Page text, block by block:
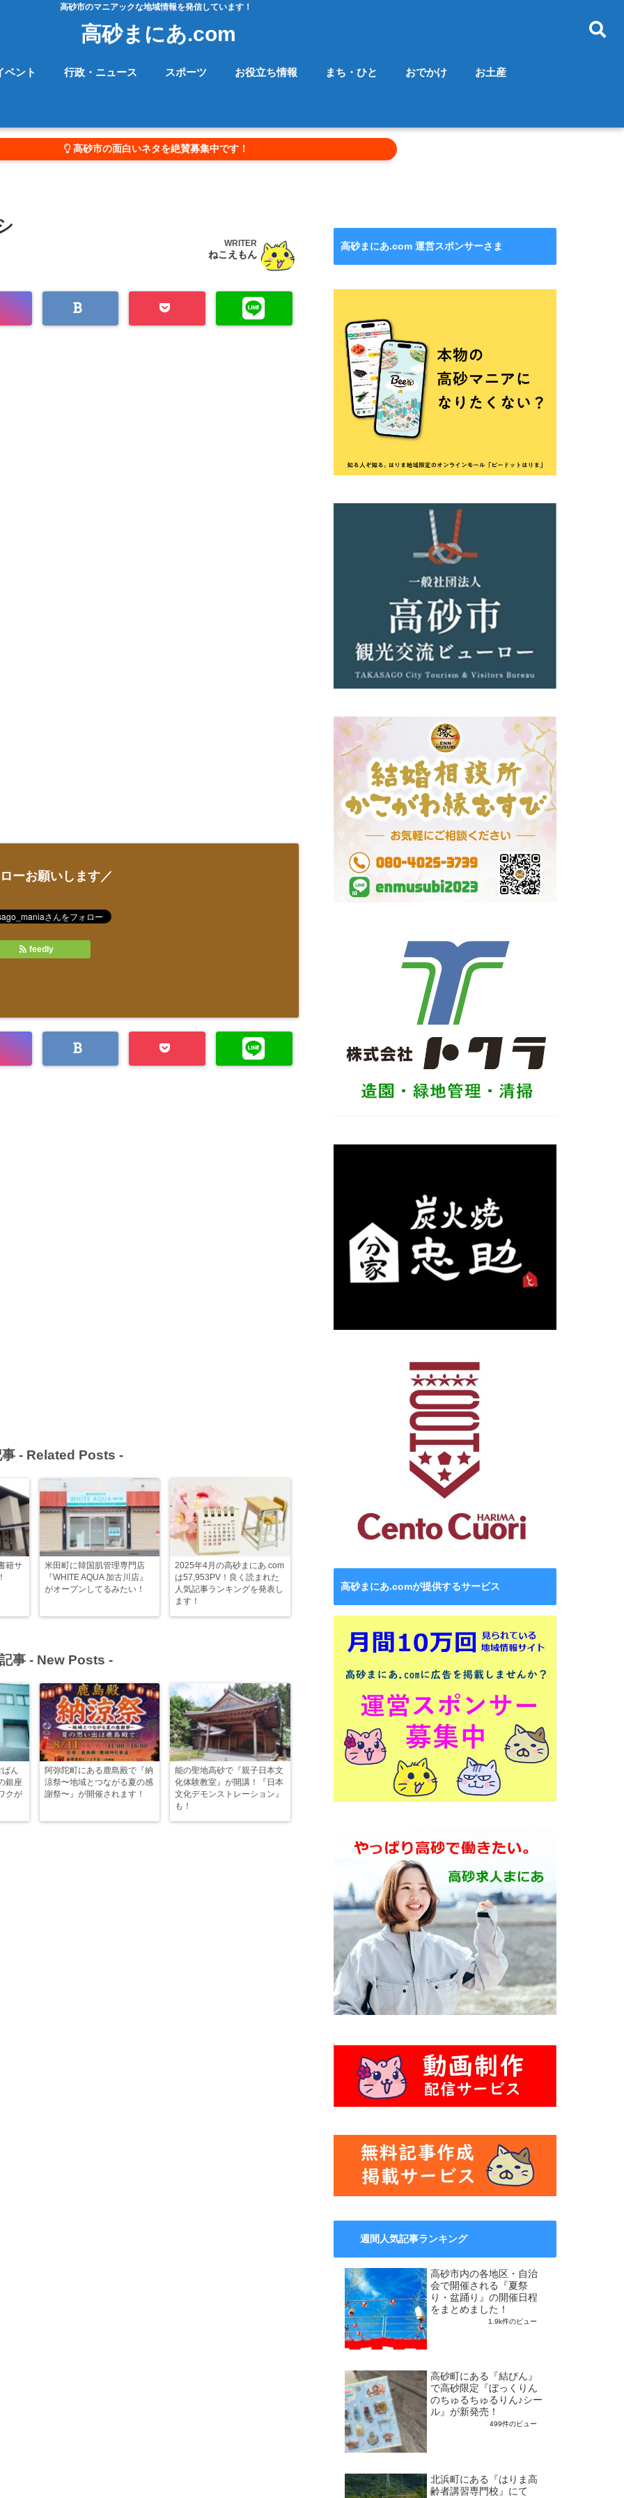
高砂市のマニアックな地域情報を発信しています！
高砂まにあ.com
ベント 行政・ニュース スポーツ お役立ち情報 まち・ひと おでかけ お土産
高砂市の面白いネタを絶賛募集中です！
WRITER
ねこえもん
ーお願いします／
feedly
- Related Posts -
籍サ
米田町に韓国肌管理専門店
『WHITE AQUA 加古川店』
がオープンしてるみたい！
2025年4月の高砂まにあ.com
は57,953PV！良く読まれた
人気記事ランキングを発表し
ます！
事 - New Posts -
ん
銀座
クが
阿弥陀町にある鹿島殿で『納
涼祭〜地域とつながる夏の感
謝祭〜』が開催されます！
能の聖地高砂で『親子日本文
化体験教室』が開講！『日本
文化デモンストレーション』
も！
高砂まにあ.com 運営スポンサーさま
高砂まにあ.comが提供するサービス
週間人気記事ランキング
高砂市内の各地区・自治
会で開催される『夏祭
り・盆踊り』の開催日程
をまとめました！
1.9k件のビュー
高砂町にある『結びん』
で高砂限定『ぼっくりん
のちゅるちゅるりん♪シー
ル』が新発売！
499件のビュー
北浜町にある『はりま高
齢者講習専門校』にて